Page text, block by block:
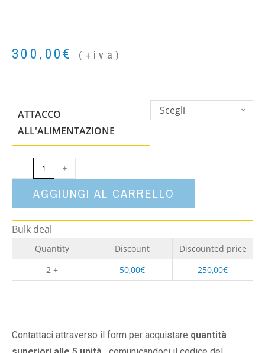
300,00€ (+iva)
ATTACCO
ALL'ALIMENTAZIONE
Scegli
- +
AGGIUNGI AL CARRELLO
Bulk deal
Quantity Discount
Discounted price
2 +
50,00€ 250,00€
Contattaci attraverso il form per acquistare quantità